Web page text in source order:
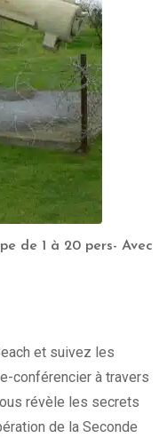
de 1 à 20 pers- Avec
et suivez les
conférencier à travers
révèle les secrets
de la Seconde